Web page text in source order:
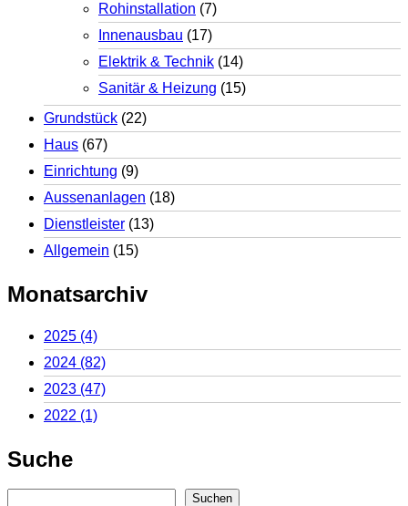
Rohinstallation (7)
Innenausbau (17)
Elektrik & Technik (14)
Sanitär & Heizung (15)
Grundstück (22)
Haus (67)
Einrichtung (9)
Aussenanlagen (18)
Dienstleister (13)
Allgemein (15)
Monatsarchiv
2025 (4)
2024 (82)
2023 (47)
2022 (1)
Suche
Suchen